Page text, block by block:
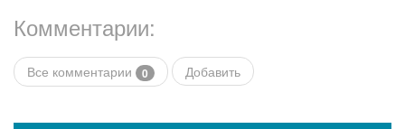
Комментарии:
Все комментарии 0 Добавить